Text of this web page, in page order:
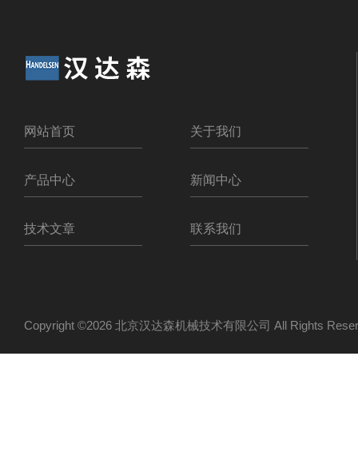
网站首页 关于我们
产品中心 新闻中心
技术文章 联系我们
Copyright ©2026 北京汉达森机械技术有限公司 All Rights